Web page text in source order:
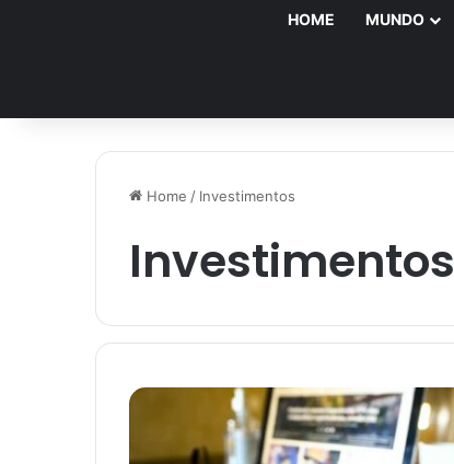
HOME MUNDO
Home / Investimentos
Investimentos